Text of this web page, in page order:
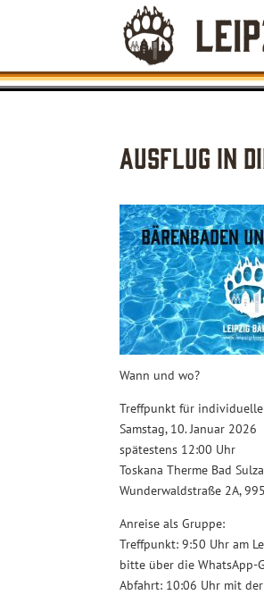
Ausflug in
Wann und wo?
Treffpunkt für individuelle
Samstag, 10. Januar 2026
spätestens 12:00 Uhr
Toskana Therme Bad Sulza
Wunderwaldstraße 2A,
Anreise als Gruppe:
Treffpunkt: 9:50 Uhr am
bitte über die WhatsApp-
Abfahrt: 10:06 Uhr mit